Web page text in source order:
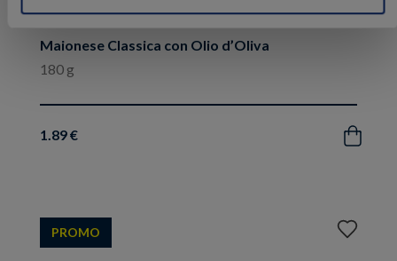
Maionese Classica con Olio d’Oliva
180 g
1.89 € Acquista
PROMO
Aggiungi